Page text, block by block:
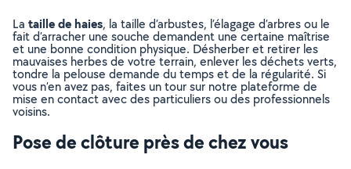
La taille de haies, la taille d’arbustes, l’élagage d’arbres ou le
fait d’arracher une souche demandent une certaine maîtrise
et une bonne condition physique. Désherber et retirer les
mauvaises herbes de votre terrain, enlever les déchets verts,
tondre la pelouse demande du temps et de la régularité. Si
vous n’en avez pas, faites un tour sur notre plateforme de
mise en contact avec des particuliers ou des professionnels
voisins.
Pose de clôture près de chez vous